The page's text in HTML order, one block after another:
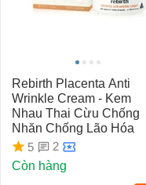
Rebirth Placenta Anti
Wrinkle Cream - Kem
Nhau Thai Cừu Chống
Nhăn Chống Lão Hóa
5
2
Còn hàng